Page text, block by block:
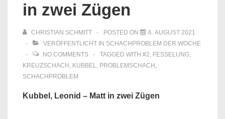
in zwei Zügen
CHRISTIAN SCHMITT POSTED ON
6. AUGUST 2021
VERÖFFENTLICHT IN SCHACHPROBLEM DER WOCHE
NO COMMENTS
TAGGED WITH #2, FESSELUNG,
KREUZSCHACH , KUBBEL, PROBLEMSCHACH ,
SCHACHPROBLEM
Kubbel, Leonid – Matt in zwei Zügen